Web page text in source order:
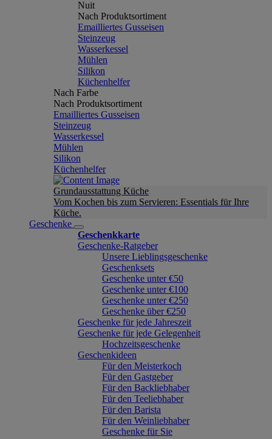
Nuit
Nach Produktsortiment
Emailliertes Gusseisen
Steinzeug
Wasserkessel
Mühlen
Silikon
Küchenhelfer
Nach Farbe
Nach Produktsortiment
Emailliertes Gusseisen
Steinzeug
Wasserkessel
Mühlen
Silikon
Küchenhelfer
Grundausstattung Küche
Vom Kochen bis zum Servieren: Essentials für Ihre
Küche.
Geschenke
Geschenkkarte
Geschenke-Ratgeber
Unsere Lieblingsgeschenke
Geschenksets
Geschenke unter €50
Geschenke unter €100
Geschenke unter €250
Geschenke über €250
Geschenke für jede Jahreszeit
Geschenke für jede Gelegenheit
Hochzeitsgeschenke
Geschenkideen
Für den Meisterkoch
Für den Gastgeber
Für den Backliebhaber
Für den Teeliebhaber
Für den Barista
Für den Weinliebhaber
Geschenke für Sie